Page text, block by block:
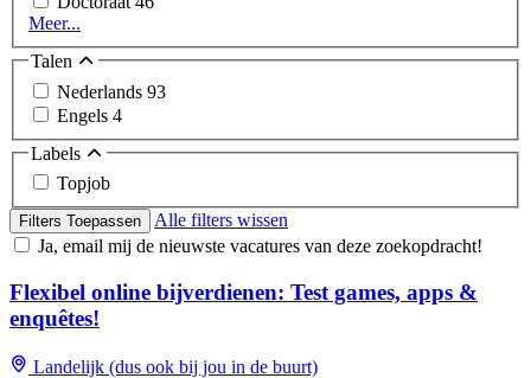
Meer...
Talen
Nederlands 93
Engels 4
Labels
Topjob
Filters Toepassen
Alle filters wissen
Ja, email mij de nieuwste vacatures van deze zoekopdracht!
Flexibel online bijverdienen: Test games, apps &
enquêtes!
Landelijk (dus ook bij jou in de buurt)